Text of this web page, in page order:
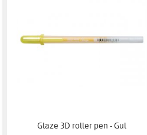
Glaze 3D roller pen - Gul